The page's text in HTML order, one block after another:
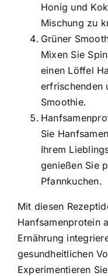
Honig und
Mischung zu
Grüner
Mixen Sie
einen Löffel
erfrischenden
Smoothie.
Sie
Ihrem
genießen Sie
Pfannkuchen.
Mit diesen
Hanfsamenprotein
Ernährung
gesundheitlichen
Experimentieren